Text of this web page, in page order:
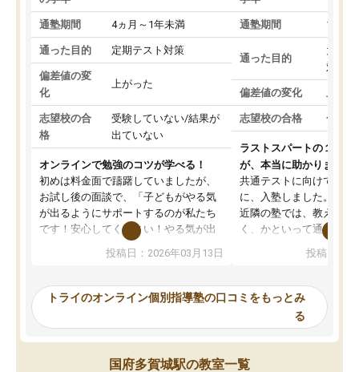
通塾期間 4ヵ月～1年未満
通った目的 定期テスト対策
偏差値の変
化
上がった
志望校の合
格
受験していない/結果が
出ていない
オンラインで勉強のコツが学べる！
初めは料金面で躊躇していましたが、
お試し後の面談で、「子どもがやる気
が出るようにサポートするのが私たち
です！安心してください！やる気が出
ないのは私たち講師の責任です」と言
ってくださり、確かに！と考えて、思
ったんですが、学生の先生から学ぶこ
み、徐々に成績が上がったらいいなと
思っていました。何が今足りないのか
を的確に指導いただき、子どももびっ
投稿日：2026年03月13日
通塾期間 1～3
通った目的
大学
対策
偏差値の変化
志望校の合格 合格
ラストスパートの１か月
が、本当に助かりました
共通テストに向けての追
に、入塾しました。田舎
近隣の塾では、教えても
く、かといって通うには
可能なので本当に助か
らないところをピンポイ
頂いて、とてもわかり
していました。一生を
スト、多少お金がかかっ
思い切って入塾してよか
投稿日：
トライのオンライン個別指導塾の口コミをもっとみ
る
国府多賀城駅の教室一覧